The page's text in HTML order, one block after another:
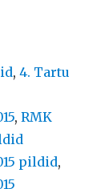
,4. Tartu
,RMK
pildid,